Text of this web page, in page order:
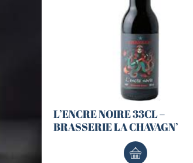
L’ENCRE NOIRE 33CL –
BRASSERIE LA CHAVAGN’